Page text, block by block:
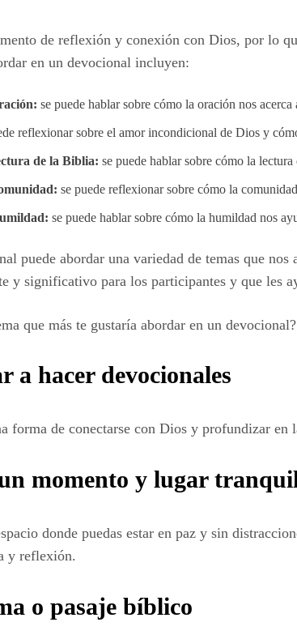
de reflexión y conexión con Dios, por lo
en un devocional incluyen:
se puede hablar sobre cómo la oración nos
reflexionar sobre el amor incondicional de Dios y
de la Biblia: se puede hablar sobre cómo la
se puede reflexionar sobre cómo la
se puede hablar sobre cómo la humildad nos
puede abordar una variedad de temas que
y significativo para los participantes y que les
que más te gustaría abordar en un
a hacer devocionales
forma de conectarse con Dios y profundizar en
momento y lugar
donde puedas estar en paz y sin
y reflexión.
o pasaje bíblico